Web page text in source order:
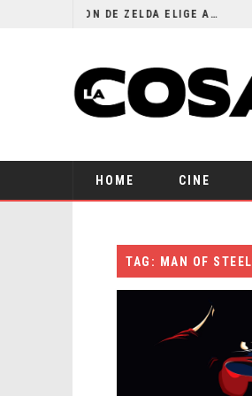
EL LIVE-ACTION DE ZELDA ELIGE A SU VILLANO
HOME CINE
TAG: MAN OF STEEL